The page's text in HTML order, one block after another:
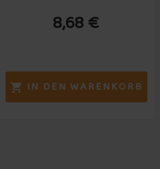
8,68 €
 IN DEN WARENKORB